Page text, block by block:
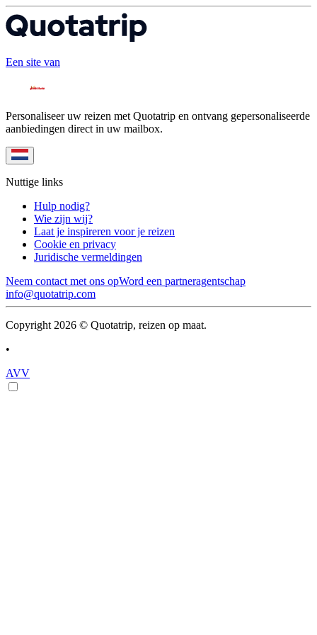
Een site van
Personaliseer uw reizen met Quotatrip en ontvang gepersonaliseerde
aanbiedingen direct in uw mailbox.
Nuttige links
Hulp nodig?
Wie zijn wij?
Laat je inspireren voor je reizen
Cookie en privacy
Juridische vermeldingen
Neem contact met ons opWord een partneragentschap
info@quotatrip.com
Copyright 2026 © Quotatrip, reizen op maat.
•
AVV